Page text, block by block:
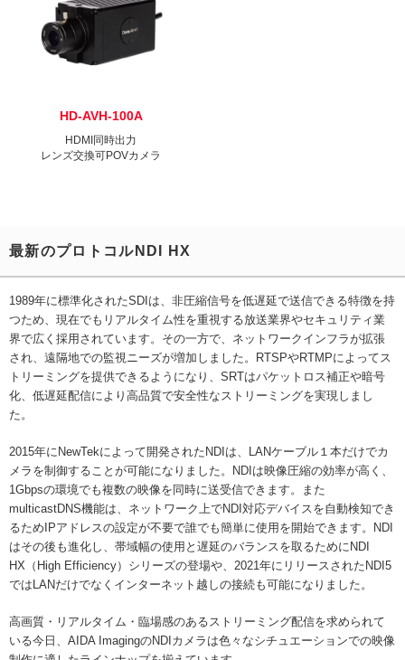
HD-AVH-100A
HDMI同時出力
レンズ交換可POVカメラ
最新のプロトコルNDI HX
1989年に標準化されたSDIは、非圧縮信号を低遅延で送信できる特徴を持
つため、現在でもリアルタイム性を重視する放送業界やセキュリティ業
界で広く採用されています。その一方で、ネットワークインフラが拡張
され、遠隔地での監視ニーズが増加しました。RTSPやRTMPによってス
トリーミングを提供できるようになり、SRTはパケットロス補正や暗号
化、低遅延配信により高品質で安全性なストリーミングを実現しまし
た。
2015年にNewTekによって開発されたNDIは、LANケーブル１本だけでカ
メラを制御することが可能になりました。NDIは映像圧縮の効率が高く、
1Gbpsの環境でも複数の映像を同時に送受信できます。また
multicastDNS機能は、ネットワーク上でNDI対応デバイスを自動検知でき
るためIPアドレスの設定が不要で誰でも簡単に使用を開始できます。NDI
はその後も進化し、帯域幅の使用と遅延のバランスを取るためにNDI
HX（High Efficiency）シリーズの登場や、2021年にリリースされたNDI5
ではLANだけでなくインターネット越しの接続も可能になりました。
高画質・リアルタイム・臨場感のあるストリーミング配信を求められて
いる今日、AIDA ImagingのNDIカメラは色々なシチュエーションでの映像